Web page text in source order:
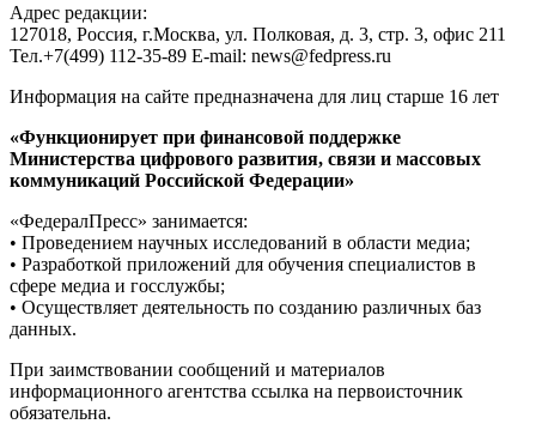
Адрес редакции:
127018, Россия, г.Москва, ул. Полковая, д. 3, стр. 3, офис 211
Тел.+7(499) 112-35-89 E-mail: news@fedpress.ru
Информация на сайте предназначена для лиц старше 16 лет
«Функционирует при финансовой поддержке
Министерства цифрового развития, связи и массовых
коммуникаций Российской Федерации»
«ФедералПресс» занимается:
• Проведением научных исследований в области медиа;
• Разработкой приложений для обучения специалистов в
сфере медиа и госслужбы;
• Осуществляет деятельность по созданию различных баз
данных.
При заимствовании сообщений и материалов
информационного агентства ссылка на первоисточник
обязательна.